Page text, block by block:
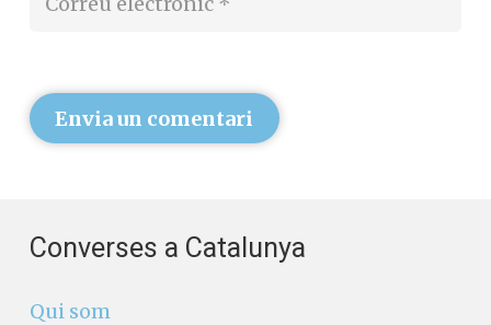
Envia un comentari
Converses a Catalunya
Qui som